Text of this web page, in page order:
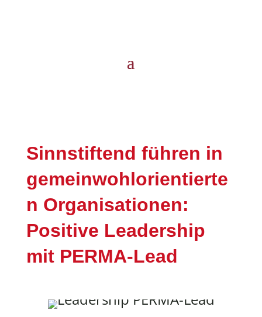
Sinnstiftend führen in
gemeinwohlorientierte
n Organisationen:
Positive Leadership
mit PERMA-Lead